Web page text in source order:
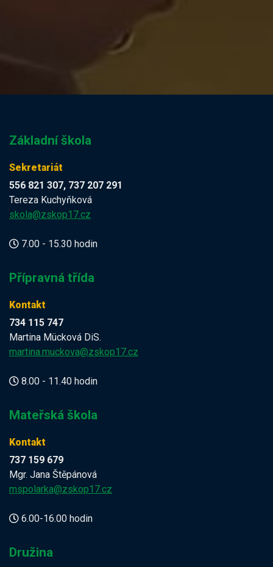
Základní škola
Sekretariát
556 821 307, 737 207 291
Tereza Kuchyňková
skola@zskop17.cz
7.00 - 15.30 hodin
Přípravná třída
Kontakt
734 115 747
Martina Mücková DiS.
martina.muckova@zskop17.cz
8.00 - 11.40 hodin
Mateřská škola
Kontakt
737 159 679
Mgr. Jana Štěpánová
mspolarka@zskop17.cz
6.00-16.00 hodin
Družina